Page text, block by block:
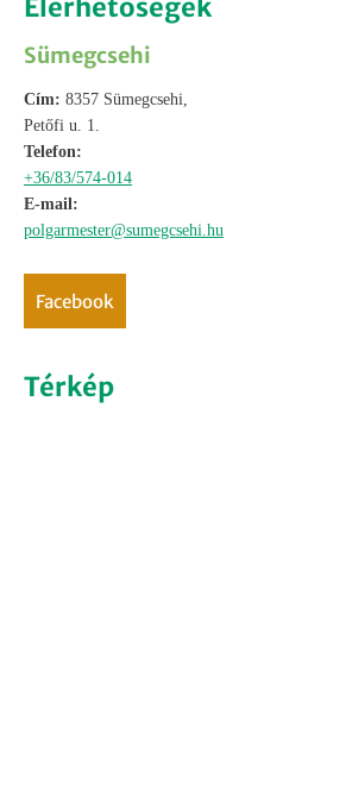
Sümegcsehi
Cím: 8357 Sümegcsehi,
Petőfi u. 1.
Telefon:
+36/83/574-014
E-mail:
polgarmester@sumegcsehi.hu
facebook
Térkép